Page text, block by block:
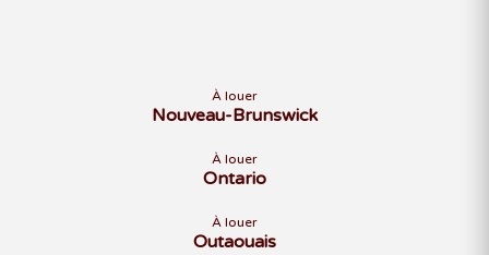
À louer
Nouveau-Brunswick
À louer
Ontario
À louer
Outaouais